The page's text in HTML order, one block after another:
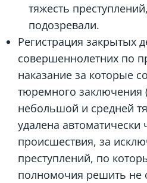
тяжесть
подозревали.
Регистрация закрытых
совершеннолетних по
наказание за которые
тюремного заключения
небольшой и средней
удалена автоматически
происшествия, за
преступлений, по
полномочия решить не